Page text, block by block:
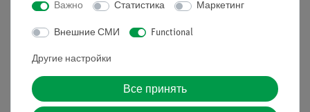
Контактное лицо
Условия сотрудничества
Вводные данные
Обслуживание
Важно Статистика Маркетинг
Внешние СМИ Functional
Другие настройки
Все принять